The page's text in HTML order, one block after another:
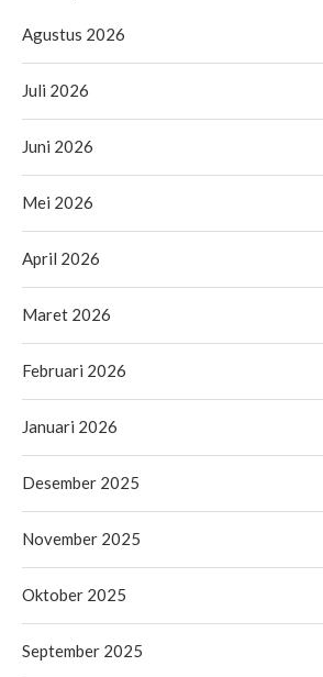
Agustus 2026
Juli 2026
Juni 2026
Mei 2026
April 2026
Maret 2026
Februari 2026
Januari 2026
Desember 2025
November 2025
Oktober 2025
September 2025